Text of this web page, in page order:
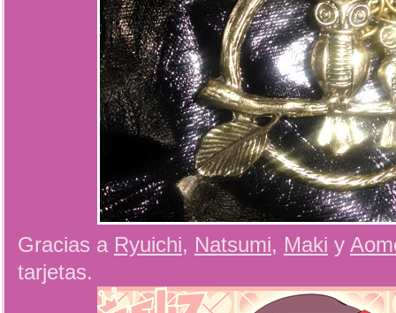
Gracias a Ryuichi, Natsumi, Maki y
tarjetas.